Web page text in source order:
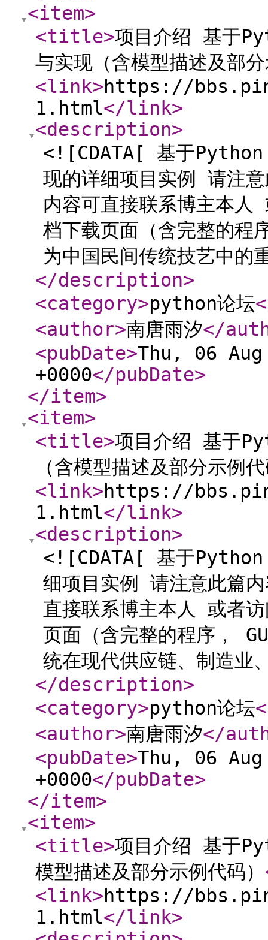
<item>
<title>项目介绍 基于
与实现（含模型描述及部
<link>https://
1.html</link>
<description>
<![CDATA[ 基于Python
现的详细项目实例 请注
内容可直接联系博主本人
档下载页面（含完整的程
为中国民间传统技艺中
</description>
<category>python论坛
<author>南唐雨汐</
<pubDate>Thu, 06
+0000</pubDate>
</item>
<item>
<title>项目介绍 基于
（含模型描述及部分示例
<link>https://
1.html</link>
<description>
<![CDATA[ 基于Python
细项目实例 请注意此篇
直接联系博主本人 或者
页面（含完整的程序，
统在现代供应链、制造
</description>
<category>python论坛
<author>南唐雨汐</
<pubDate>Thu, 06
+0000</pubDate>
</item>
<item>
<title>项目介绍 基于
模型描述及部分示例代码）
<link>https://
1.html</link>